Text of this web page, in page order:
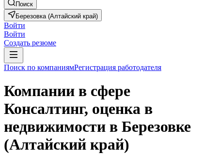
Поиск
Березовка (Алтайский край)
Войти
Войти
Создать резюме
Поиск по компаниямРегистрация работодателя
Компании в сфере
Консалтинг, оценка в
недвижимости в Березовке
(Алтайский край)